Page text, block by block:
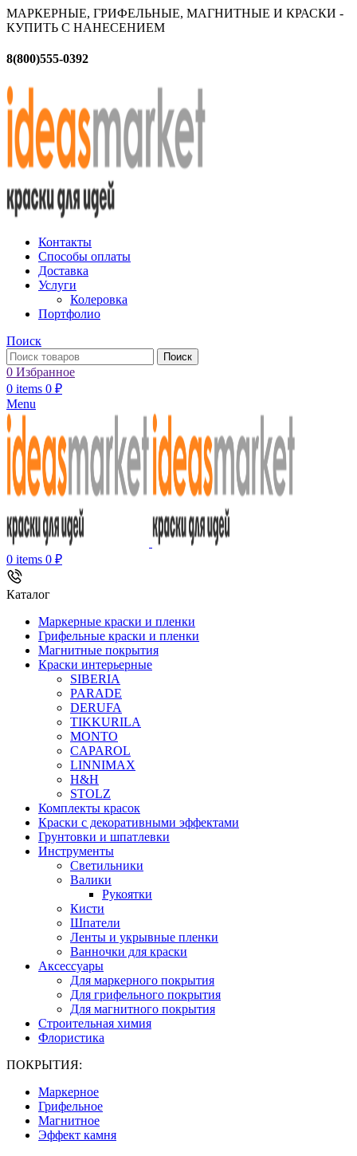
МАРКЕРНЫЕ, ГРИФЕЛЬНЫЕ, МАГНИТНЫЕ И КРАСКИ -
КУПИТЬ С НАНЕСЕНИЕМ
8(800)555-0392
Контакты
Способы оплаты
Доставка
Услуги
Колеровка
Портфолио
Поиск
Поиск
0 Избранное
0 items 0 ₽
Menu
0 items 0 ₽
Каталог
Маркерные краски и пленки
Грифельные краски и пленки
Магнитные покрытия
Краски интерьерные
SIBERIA
PARADE
DERUFA
TIKKURILA
MONTO
CAPAROL
LINNIMAX
H&H
STOLZ
Комплекты красок
Краски с декоративными эффектами
Грунтовки и шпатлевки
Инструменты
Светильники
Валики
Рукоятки
Кисти
Шпатели
Ленты и укрывные пленки
Ванночки для краски
Аксессуары
Для маркерного покрытия
Для грифельного покрытия
Для магнитного покрытия
Строительная химия
Флористика
ПОКРЫТИЯ:
Маркерное
Грифельное
Магнитное
Эффект камня